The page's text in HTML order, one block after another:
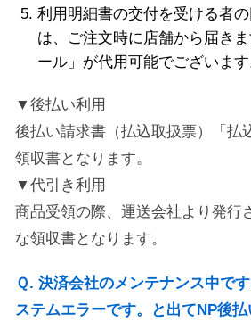
利用明細書の交付を受ける者
は、ご注文時に店舗から届き
ール」が代用可能でございます
▼後払い利用
後払い請求書（払込取扱票）「払
領収書となります。
▼代引き利用
商品受領の際、運送会社より発行
な領収書となります。
Ｑ. 決済会社のメンテナンス中で
ステムエラーです。と出てNP後